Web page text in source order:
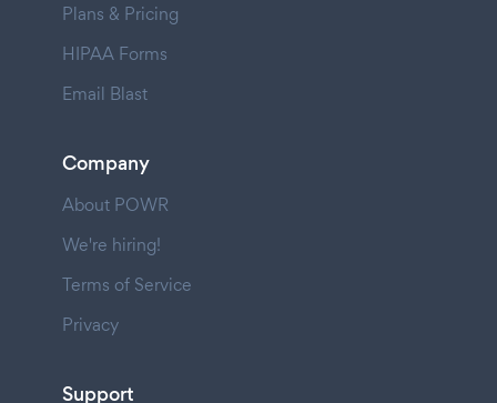
Plans & Pricing
HIPAA Forms
Email Blast
Company
About POWR
We're hiring!
Terms of Service
Privacy
Support